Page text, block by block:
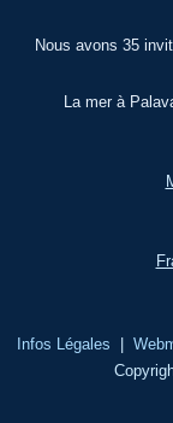
Nous avons 35
La mer à
Infos Légales